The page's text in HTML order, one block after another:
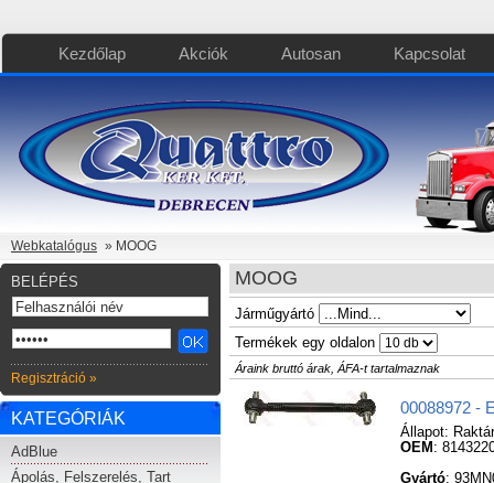
Kezdőlap Akciók Autosan Kapcsolat
Webkatalógus » MOOG
BELÉPÉS
Regisztráció »
KATEGÓRIÁK
AdBlue
Ápolás, Felszerelés, Tart
MOOG
Járműgyártó
Termékek egy oldalon
Áraink bruttó árak, ÁFA-t tartalmaznak
00088972 -
Állapot:
OEM :
Gyártó: